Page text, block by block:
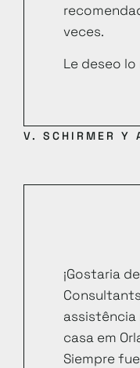
veces.
Le deseo
V. SCHIRMER Y
¡Gostaria
assistência
casa em
Siempre